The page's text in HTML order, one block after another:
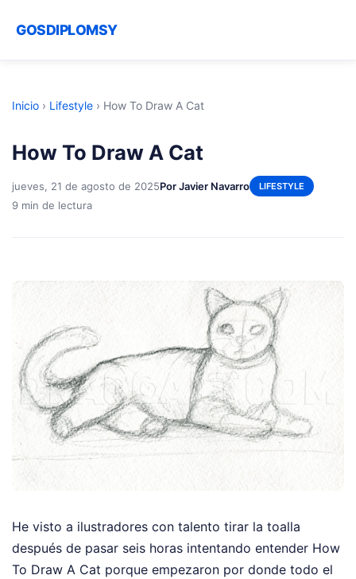
GOSDIPLOMSY
Inicio › Lifestyle › How To Draw A Cat
How To Draw A Cat
jueves, 21 de agosto de 2025Por Javier Navarro LIFESTYLE
9 min de lectura
He visto a ilustradores con talento tirar la toalla
después de pasar seis horas intentando entender How
To Draw A Cat porque empezaron por donde todo el